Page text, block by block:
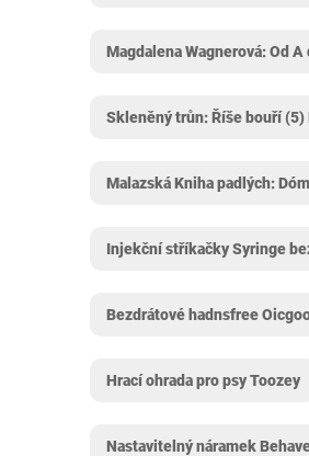
Magdalena Wagnerová: Od A
Skleněný trůn: Říše bouří
Malazská Kniha padlých:
Injekční stříkačky Syringe
Bezdrátové hadnsfree
Hrací ohrada pro psy Toozey
Nastavitelný náramek